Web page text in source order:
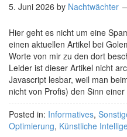
5. Juni 2026 by Nachtwächter
Hier geht es nicht um eine
einen aktuellen Artikel bei
Worte von mir zu den dort
Leider ist dieser Artikel nicht
Javascript lesbar, weil man
nicht von Profis) den Sinn
Posted in: Informatives,
Optimierung, Künstliche